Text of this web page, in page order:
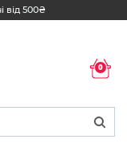
від 500₴
0